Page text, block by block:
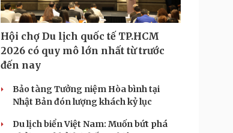
Hội chợ Du lịch quốc tế TP.HCM
2026 có quy mô lớn nhất từ trước
đến nay
Bảo tàng Tưởng niệm Hòa bình tại
Nhật Bản đón lượng khách kỷ lục
Du lịch biển Việt Nam: Muốn bứt phá